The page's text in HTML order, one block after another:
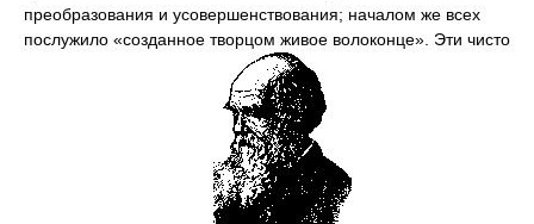
преобразования и усовершенствования; началом же всех
послужило «созданное творцом живое волоконце». Эти чисто